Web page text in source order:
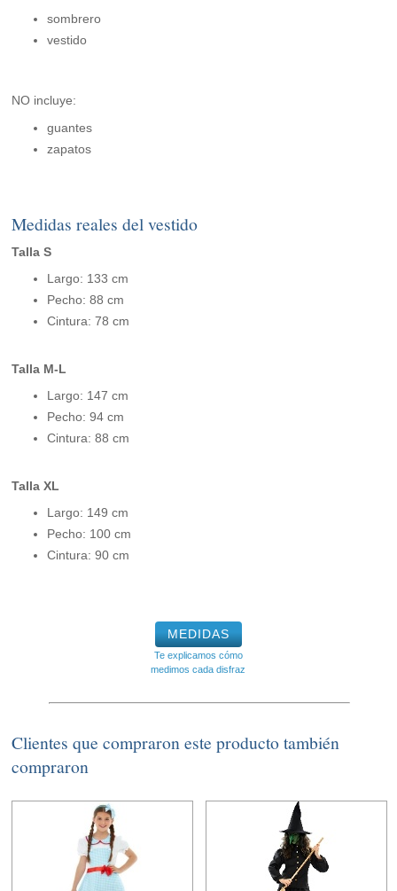
sombrero
vestido
NO incluye:
guantes
zapatos
Medidas reales del vestido
Talla S
Largo: 133 cm
Pecho: 88 cm
Cintura: 78 cm
Talla M-L
Largo: 147 cm
Pecho: 94 cm
Cintura: 88 cm
Talla XL
Largo: 149 cm
Pecho: 100 cm
Cintura: 90 cm
MEDIDAS
Te explicamos cómo
medimos cada disfraz
Clientes que compraron este producto también
compraron